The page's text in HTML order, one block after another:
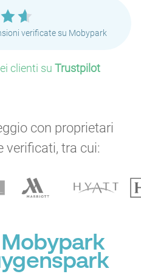
verificate su Mobypark
clienti su Trustpilot
con proprietari
verificati, tra cui:
P
P